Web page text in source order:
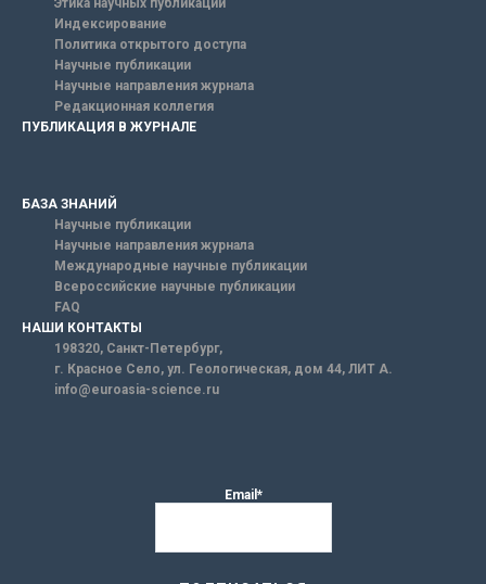
Этика научных публикаций
Индексирование
Политика открытого доступа
Научные публикации
Научные направления журнала
Редакционная коллегия
ПУБЛИКАЦИЯ В ЖУРНАЛЕ
БАЗА ЗНАНИЙ
Научные публикации
Научные направления журнала
Международные научные публикации
Всероссийские научные публикации
FAQ
НАШИ КОНТАКТЫ
198320, Санкт-Петербург,
г. Красное Село, ул. Геологическая, дом 44, ЛИТ А.
info@euroasia-science.ru
Email*